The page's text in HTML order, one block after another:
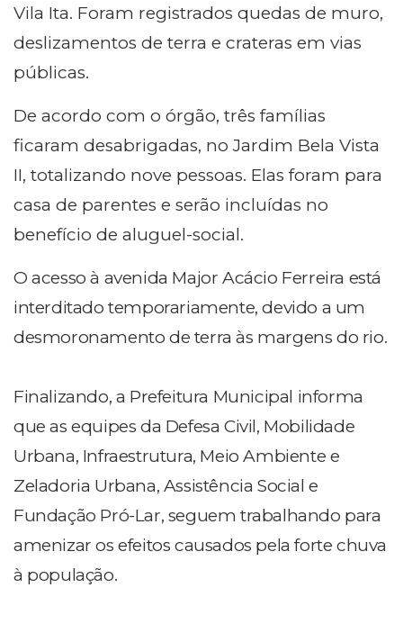
Vila Ita. Foram registrados quedas de muro,
deslizamentos de terra e crateras em vias
públicas.
De acordo com o órgão, três famílias
ficaram desabrigadas, no Jardim Bela Vista
II, totalizando nove pessoas. Elas foram para
casa de parentes e serão incluídas no
benefício de aluguel-social.
O acesso à avenida Major Acácio Ferreira está
interditado temporariamente, devido a um
desmoronamento de terra às margens do rio.
Finalizando, a Prefeitura Municipal informa
que as equipes da Defesa Civil, Mobilidade
Urbana, Infraestrutura, Meio Ambiente e
Zeladoria Urbana, Assistência Social e
Fundação Pró-Lar, seguem trabalhando para
amenizar os efeitos causados pela forte chuva
à população.